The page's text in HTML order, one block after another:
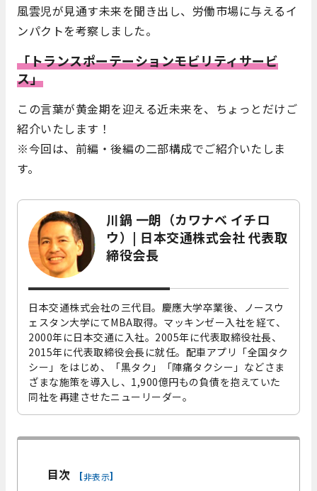
風雲児が見通す未来を聞き出し、労働市場に与えるイ
ンパクトを考察しました。
「トランスポーテーションモビリティサービ
ス」
この言葉が黄金期を迎える近未来を、ちょっとだけご
紹介いたします！
※今回は、前編・後編の二部構成でご紹介いたしま
す。
川鍋 一朗（カワナベ イチロ
ウ）| 日本交通株式会社 代表取
締役会長
日本交通株式会社の三代目。慶應大学卒業後、ノースウ
ェスタン大学にてMBA取得。マッキンゼー入社を経て、
2000年に日本交通に入社。2005年に代表取締役社長、
2015年に代表取締役会長に就任。配車アプリ「全国タク
シー」をはじめ、「黒タク」「陣痛タクシー」などさま
ざまな施策を導入し、1,900億円もの負債を抱えていた
同社を再建させたニューリーダー。
目次 [非表示]